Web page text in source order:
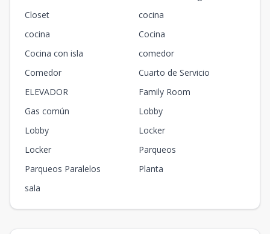
Closet
cocina
cocina
Cocina
Cocina con isla
comedor
Comedor
Cuarto de Servicio
ELEVADOR
Family Room
Gas común
Lobby
Lobby
Locker
Locker
Parqueos
Parqueos Paralelos
Planta
sala